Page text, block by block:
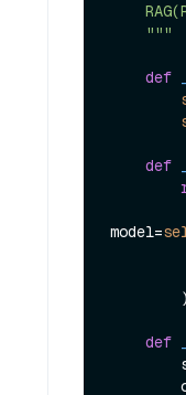
    """
def
def
model=
def